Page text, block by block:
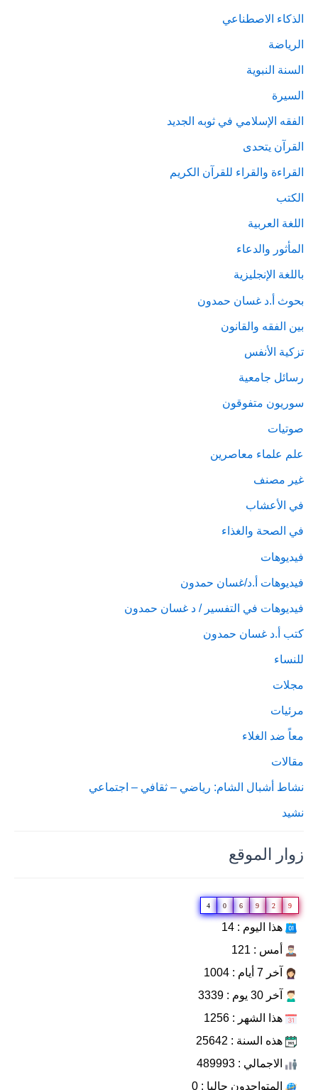
الذكاء الاصطناعي
الرياضة
السنة النبوية
السيرة
الفقه الإسلامي في ثوبه الجديد
القرآن يتحدى
القراءة والقراء للقرآن الكريم
الكتب
اللغة العربية
المأثور والدعاء
باللغة الإنجليزية
بحوث أ.د غسان حمدون
بين الفقه والقانون
تزكية الأنفس
رسائل جامعية
سوريون متفوقون
صوتيات
علم علماء معاصرين
غير مصنف
في الأعشاب
في الصحة والغذاء
فيديوهات
فيديوهات أ.د/غسان حمدون
فيديوهات في التفسير / د غسان حمدون
كتب أ.د غسان حمدون
للنساء
مجلات
مرئيات
معاً ضد الغلاء
مقالات
نشاط أشبال الشام: رياضي – ثقافي – اجتماعي
نشيد
زوار الموقع
4 0 6 9 2 9
هذا اليوم : 14
أمس : 121
آخر 7 أيام : 1004
آخر 30 يوم : 3339
هذا الشهر : 1256
هذه السنة : 25642
الاجمالي : 489993
المتواجدون حاليا : 0